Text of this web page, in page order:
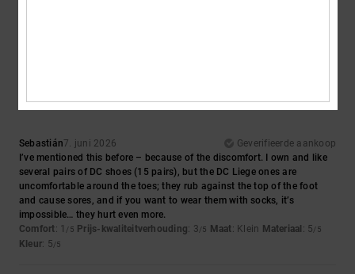
Sebastián7. juni 2026
Geverifieerde aankoop
I’ve mentioned this before – because of the discomfort. I own and like
several pairs of DC shoes (15 pairs), but the DC Liege ones are
uncomfortable around the toes; they rub against the top of the foot
and cause sores, and if you want to wear them with socks, it’s
impossible… they hurt even more.
Comfort: 1 /5 Prijs-kwaliteitverhouding: 3/5 Maat: Klein Materiaal : 5/5
Kleur: 5/5